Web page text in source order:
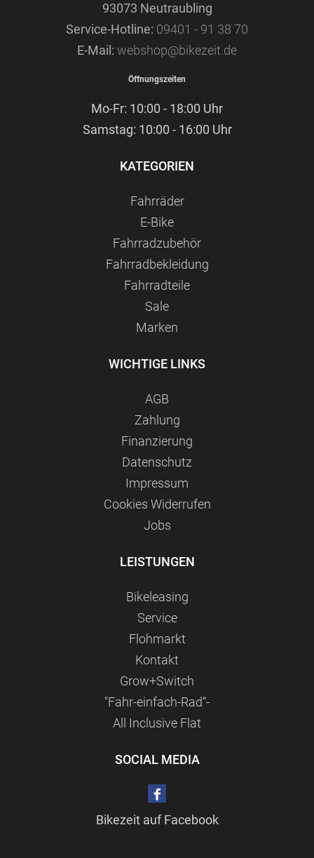
93073 Neutraubling
Service-Hotline: 09401 - 91 38 70
E-Mail: webshop@bikezeit.de
Öffnungszeiten
Mo-Fr: 10:00 - 18:00 Uhr
Samstag: 10:00 - 16:00 Uhr
KATEGORIEN
Fahrräder
E-Bike
Fahrradzubehör
Fahrradbekleidung
Fahrradteile
Sale
Marken
WICHTIGE LINKS
AGB
Zahlung
Finanzierung
Datenschutz
Impressum
Сookies Widerrufen
Jobs
LEISTUNGEN
Bikeleasing
Service
Flohmarkt
Kontakt
Grow+Switch
"Fahr-einfach-Rad“-
All Inclusive Flat
SOCIAL MEDIA
Bikezeit auf Facebook